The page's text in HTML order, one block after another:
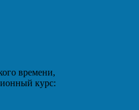
времени,
курс: